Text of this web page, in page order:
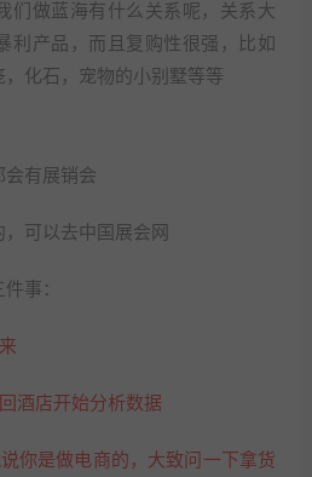
们做蓝海有什么关系呢，关系大
利产品，而且复购性很强，比如
化石，宠物的小别墅等等
会有展销会
可以去中国展会网
事：
酒店开始分析数据
你是做电商的，大致问一下拿货